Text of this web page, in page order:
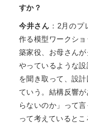
すか？
今井さん ：2月の
作る模型ワークシ
築家役、お母さん
やっているような
を聞き取って、設
ていう。結構反響
らないのか」って
って考えているとこ